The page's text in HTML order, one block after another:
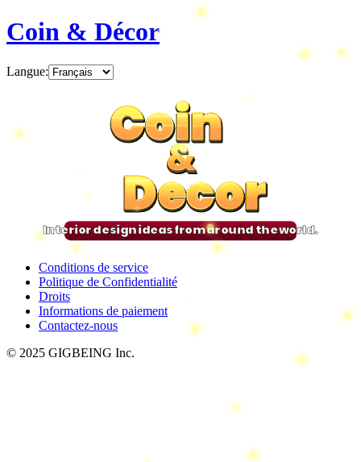
Coin & Décor
Langue:
Coin
&
Decor
Coin
&
Decor
Coin
&
Decor
Coin
&
Decor
Interior design ideas from around the world.
Conditions de service
Politique de Confidentialité
Droits
Informations de paiement
Contactez-nous
© 2025 GIGBEING Inc.